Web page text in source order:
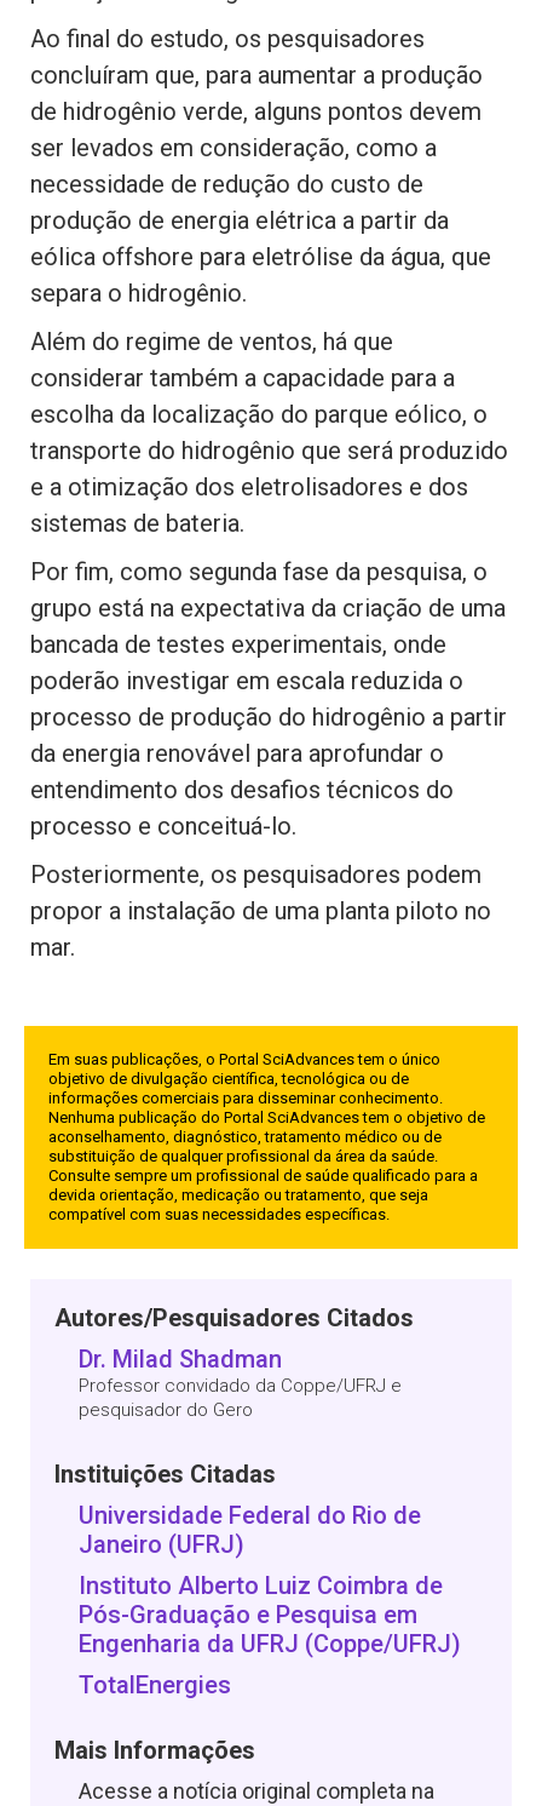
Ao final do estudo, os pesquisadores
concluíram que, para aumentar a produção
de hidrogênio verde, alguns pontos devem
ser levados em consideração, como a
necessidade de redução do custo de
produção de energia elétrica a partir da
eólica offshore para eletrólise da água, que
separa o hidrogênio.
Além do regime de ventos, há que
considerar também a capacidade para a
escolha da localização do parque eólico, o
transporte do hidrogênio que será produzido
e a otimização dos eletrolisadores e dos
sistemas de bateria.
Por fim, como segunda fase da pesquisa, o
grupo está na expectativa da criação de uma
bancada de testes experimentais, onde
poderão investigar em escala reduzida o
processo de produção do hidrogênio a partir
da energia renovável para aprofundar o
entendimento dos desafios técnicos do
processo e conceituá-lo.
Posteriormente, os pesquisadores podem
propor a instalação de uma planta piloto no
mar.
Em suas publicações, o Portal SciAdvances tem o único
objetivo de divulgação científica, tecnológica ou de
informações comerciais para disseminar conhecimento.
Nenhuma publicação do Portal SciAdvances tem o objetivo de
aconselhamento, diagnóstico, tratamento médico ou de
substituição de qualquer profissional da área da saúde.
Consulte sempre um profissional de saúde qualificado para a
devida orientação, medicação ou tratamento, que seja
compatível com suas necessidades específicas.
Autores/Pesquisadores Citados
Dr. Milad Shadman
Professor convidado da Coppe/UFRJ e
pesquisador do Gero
Instituições Citadas
Universidade Federal do Rio de
Janeiro (UFRJ)
Instituto Alberto Luiz Coimbra de
Pós-Graduação e Pesquisa em
Engenharia da UFRJ (Coppe/UFRJ)
TotalEnergies
Mais Informações
Acesse a notícia original completa na